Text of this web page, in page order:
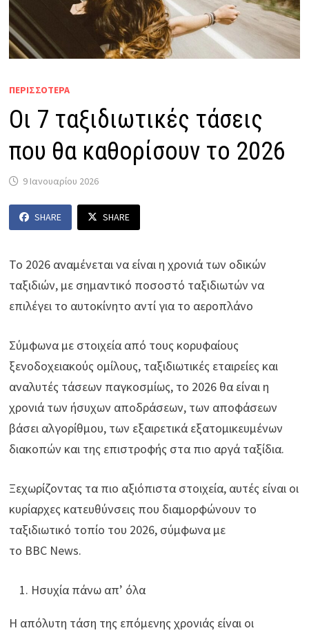
ΠΕΡΙΣΣΟΤΕΡΑ
Οι 7 ταξιδιωτικές τάσεις
που θα καθορίσουν το 2026
9 Ιανουαρίου 2026
SHARE SHARE
Το 2026 αναμένεται να είναι η χρονιά των οδικών
ταξιδιών, με σημαντικό ποσοστό ταξιδιωτών να
επιλέγει το αυτοκίνητο αντί για το αεροπλάνο
Σύμφωνα με στοιχεία από τους κορυφαίους
ξενοδοχειακούς ομίλους, ταξιδιωτικές εταιρείες και
αναλυτές τάσεων παγκοσμίως, το 2026 θα είναι η
χρονιά των ήσυχων αποδράσεων, των αποφάσεων
βάσει αλγορίθμου, των εξαιρετικά εξατομικευμένων
διακοπών και της επιστροφής στα πιο αργά ταξίδια.
Ξεχωρίζοντας τα πιο αξιόπιστα στοιχεία, αυτές είναι οι
κυρίαρχες κατευθύνσεις που διαμορφώνουν το
ταξιδιωτικό τοπίο του 2026, σύμφωνα με
το BBC News.
Ησυχία πάνω απ’ όλα
Η απόλυτη τάση της επόμενης χρονιάς είναι οι